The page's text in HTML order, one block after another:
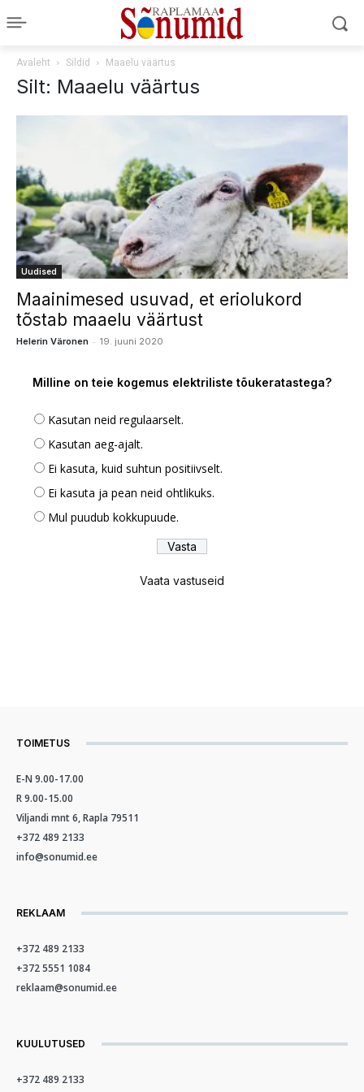
Avaleht Sildid Maaelu väärtus
Silt: Maaelu väärtus
Uudised
Maainimesed usuvad, et eriolukord
tõstab maaelu väärtust
Helerin Väronen - 19. juuni 2020
Milline on teie kogemus elektriliste tõukeratastega?
Kasutan neid regulaarselt.
Kasutan aeg-ajalt.
Ei kasuta, kuid suhtun positiivselt.
Ei kasuta ja pean neid ohtlikuks.
Mul puudub kokkupuude.
Vaata vastuseid
TOIMETUS
E-N 9.00-17.00
R 9.00-15.00
Viljandi mnt 6, Rapla 79511
+372 489 2133
info@sonumid.ee
REKLAAM
+372 489 2133
+372 5551 1084
reklaam@sonumid.ee
KUULUTUSED
+372 489 2133